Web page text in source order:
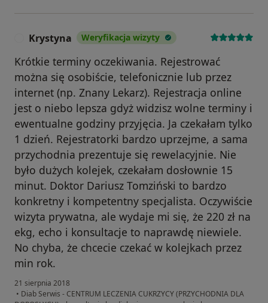
Krystyna Weryfikacja wizyty
Krótkie terminy oczekiwania. Rejestrować
można się osobiście, telefonicznie lub przez
internet (np. Znany Lekarz). Rejestracja online
jest o niebo lepsza gdyż widzisz wolne terminy i
ewentualne godziny przyjęcia. Ja czekałam tylko
1 dzień. Rejestratorki bardzo uprzejme, a sama
przychodnia prezentuje się rewelacyjnie. Nie
było dużych kolejek, czekałam dosłownie 15
minut. Doktor Dariusz Tomziński to bardzo
konkretny i kompetentny specjalista. Oczywiście
wizyta prywatna, ale wydaje mi się, że 220 zł na
ekg, echo i konsultacje to naprawdę niewiele.
No chyba, że chcecie czekać w kolejkach przez
min rok.
21 sierpnia 2018
• Diab Serwis - CENTRUM LECZENIA CUKRZYCY (PRZYCHODNIA DLA